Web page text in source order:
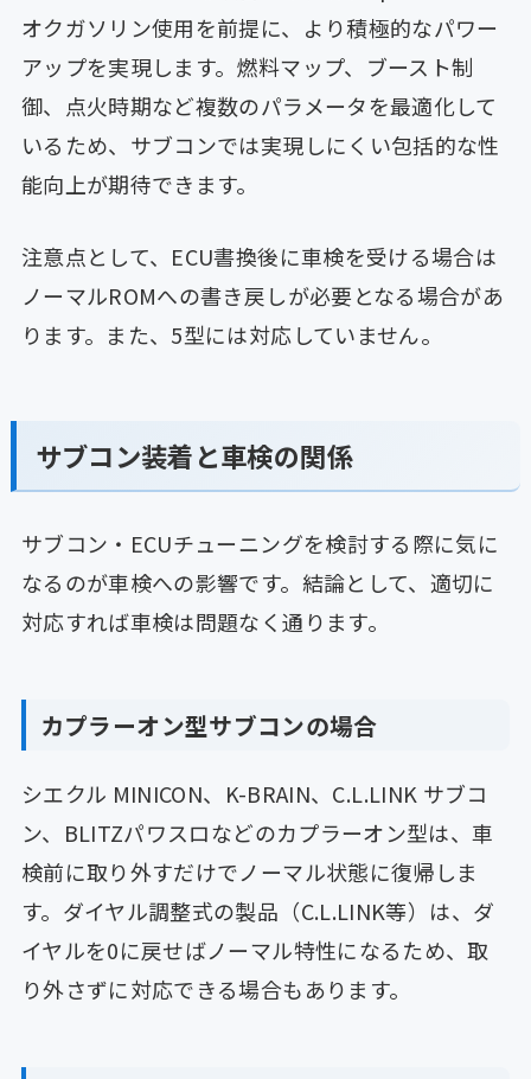
オクガソリン使用を前提に、より積極的なパワー
アップを実現します。燃料マップ、ブースト制
御、点火時期など複数のパラメータを最適化して
いるため、サブコンでは実現しにくい包括的な性
能向上が期待できます。
注意点として、ECU書換後に車検を受ける場合は
ノーマルROMへの書き戻しが必要となる場合があ
ります。また、5型には対応していません。
サブコン装着と車検の関係
サブコン・ECUチューニングを検討する際に気に
なるのが車検への影響です。結論として、適切に
対応すれば車検は問題なく通ります。
カプラーオン型サブコンの場合
シエクル MINICON、K-BRAIN、C.L.LINK サブコ
ン、BLITZパワスロなどのカプラーオン型は、車
検前に取り外すだけでノーマル状態に復帰しま
す。ダイヤル調整式の製品（C.L.LINK等）は、ダ
イヤルを0に戻せばノーマル特性になるため、取
り外さずに対応できる場合もあります。